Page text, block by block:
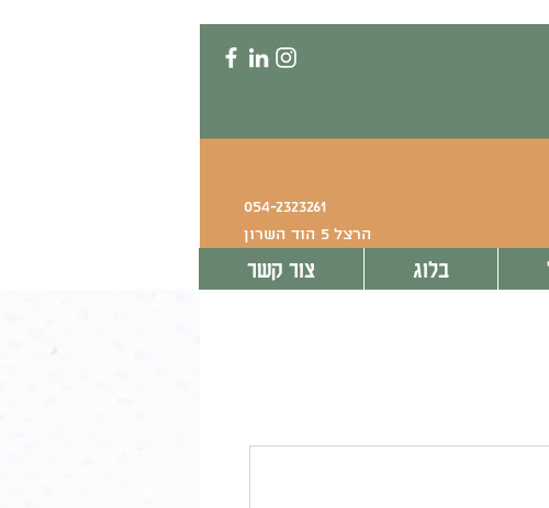
054-2323261
הרצל 5 הוד השרון
בלוג צור קשר